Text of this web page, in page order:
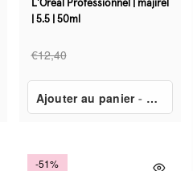
L'Oréal Professionnel | majirel
| 5.5 | 50ml
€12,40
Ajouter au panier- €6,14
-51%